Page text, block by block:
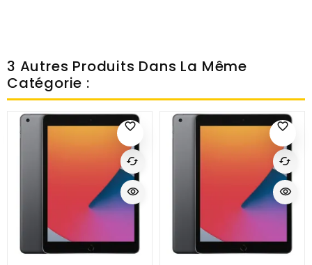
3 Autres Produits Dans La Même
Catégorie :
favorite_border
cached
visibility
favorite_border
cached
visibility